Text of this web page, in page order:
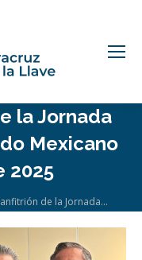
la Jornada
Mexicano
2025
de la Jornada…